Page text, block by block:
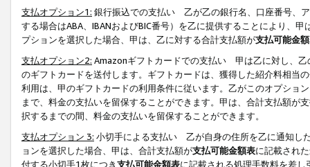
支払オプション1: 銀行振込での支払い 乙が乙の銀行名、口座番号、
する場合はABA、IBANおよびBIC番号）を乙に提供することにより、
プションを選択した場合、甲は、乙に対する合計支払額が支払可能金
支払オプション2: Amazonギフトカードでの支払い 甲は乙に対し、乙
のギフトカードを送付します。ギフトカードは、獲得した紹介料相当
利用は、甲のギフトカードの利用条件に従います。乙がこのオプショ
まで、料金の支払いを留保することができます。甲は、合計支払額が
択するまでの間、料金の支払いを留保することができます。
支払オプション 3: 小切手による支払い 乙が自身の住所を乙に通知し
ョンを選択した場合、甲は、合計支払額が支払可能金額表に記載され
付する小切手1枚につき支払可能金額表に記載される処理手数料を差し